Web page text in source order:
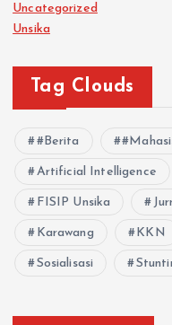
Uncategorized
Unsika
Tag Clouds
#Berita
Artificial Intelligence
FISIP Unsika
Karawang KKN
Sosialisasi